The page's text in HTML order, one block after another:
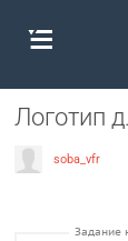
Логотип
soba_vfr
Задание